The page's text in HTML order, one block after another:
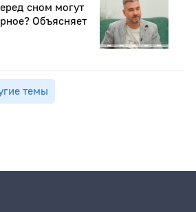
сном могут
Объясняет
темы